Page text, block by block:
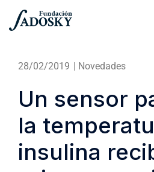
28/02/2019 | Novedades
Un sensor
la
insulina